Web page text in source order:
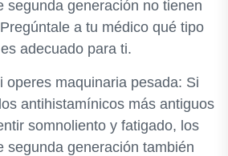
segunda generación no tienen
a tu médico qué tipo
adecuado para ti.
operes maquinaria pesada: Si
antihistamínicos más antiguos
somnoliento y fatigado, los
segunda generación también